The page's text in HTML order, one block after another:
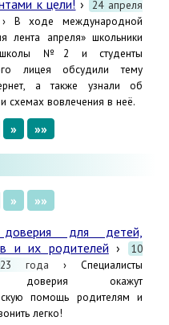
к цели! › 24 апреля
› В ходе международной
лента апреля» школьники
школы №2 и студенты
лицея обсудили тему
а также узнали об
схемах вовлечения в неё.
» »»
»
»»
для детей,
и их родителей › 10
года › Специалисты
доверия окажут
помощь родителям и
легко!